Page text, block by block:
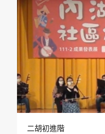
二胡初進階